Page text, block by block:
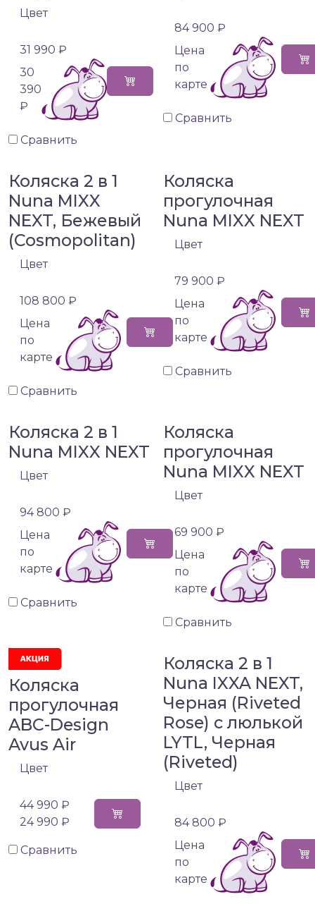
Цвет
31 990 ₽
30
390
₽
Сравнить
84 900 ₽
Цена
по
карте
Сравнить
Коляска 2 в 1
Nuna MIXX
NEXT, Бежевый
(Cosmopolitan)
Цвет
108 800 ₽
Цена
по
карте
Сравнить
Коляска
прогулочная
Nuna MIXX NEXT
Цвет
79 900 ₽
Цена
по
карте
Сравнить
Коляска 2 в 1
Nuna MIXX NEXT
Цвет
94 800 ₽
Цена
по
карте
Сравнить
Коляска
прогулочная
Nuna MIXX NEXT
Цвет
69 900 ₽
Цена
по
карте
Сравнить
Коляска
прогулочная
ABC-Design
Avus Air
Цвет
44 990 ₽
24 990 ₽
Сравнить
Коляска 2 в 1
Nuna IXXA NEXT,
Черная (Riveted
Rose) с люлькой
LYTL, Черная
(Riveted)
Цвет
84 800 ₽
Цена
по
карте